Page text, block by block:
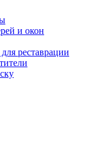
и окон
реставрации